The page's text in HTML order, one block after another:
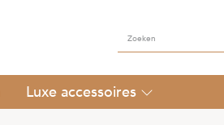
Luxe accessoires